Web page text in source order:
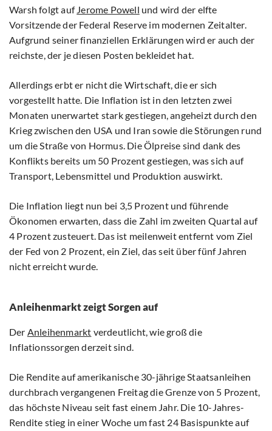
Warsh folgt auf Jerome Powell und wird der elfte
Vorsitzende der Federal Reserve im modernen Zeitalter.
Aufgrund seiner finanziellen Erklärungen wird er auch der
reichste, der je diesen Posten bekleidet hat.
Allerdings erbt er nicht die Wirtschaft, die er sich
vorgestellt hatte. Die Inflation ist in den letzten zwei
Monaten unerwartet stark gestiegen, angeheizt durch den
Krieg zwischen den USA und Iran sowie die Störungen rund
um die Straße von Hormus. Die Ölpreise sind dank des
Konflikts bereits um 50 Prozent gestiegen, was sich auf
Transport, Lebensmittel und Produktion auswirkt.
Die Inflation liegt nun bei 3,5 Prozent und führende
Ökonomen erwarten, dass die Zahl im zweiten Quartal auf
4 Prozent zusteuert. Das ist meilenweit entfernt vom Ziel
der Fed von 2 Prozent, ein Ziel, das seit über fünf Jahren
nicht erreicht wurde.
Anleihenmarkt zeigt Sorgen auf
Der Anleihenmarkt verdeutlicht, wie groß die
Inflationssorgen derzeit sind.
Die Rendite auf amerikanische 30-jährige Staatsanleihen
durchbrach vergangenen Freitag die Grenze von 5 Prozent,
das höchste Niveau seit fast einem Jahr. Die 10-Jahres-
Rendite stieg in einer Woche um fast 24 Basispunkte auf